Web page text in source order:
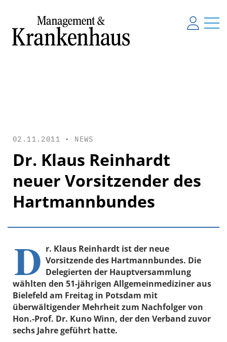
02.11.2011 • NEWS
Dr. Klaus Reinhardt
neuer Vorsitzender des
Hartmannbundes
D r. Klaus Reinhardt ist der neue
Vorsitzende des Hartmannbundes. Die
Delegierten der Hauptversammlung
wählten den 51-jährigen Allgemeinmediziner aus
Bielefeld am Freitag in Potsdam mit
überwältigender Mehrheit zum Nachfolger von
Hon.-Prof. Dr. Kuno Winn, der den Verband zuvor
sechs Jahre geführt hatte.